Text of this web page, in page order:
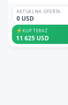
AKTUALNA OFERTA
0 USD
⚡KUP TERAZ
11 625 USD